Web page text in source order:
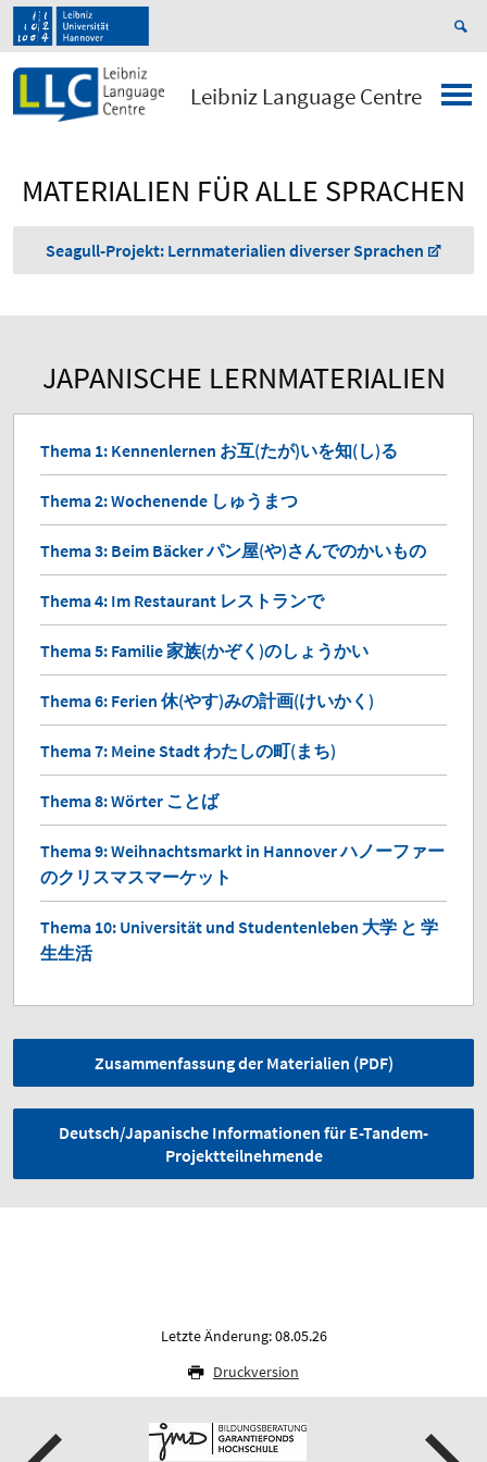
Leibniz Language Centre
MATERIALIEN FÜR ALLE SPRACHEN
Seagull-Projekt: Lernmaterialien diverser Sprachen
JAPANISCHE LERNMATERIALIEN
Thema 1: Kennenlernen お互(たが)いを知(し)る
Thema 2: Wochenende しゅうまつ
Thema 3: Beim Bäcker パン屋(や)さんでのかいもの
Thema 4: Im Restaurant レストランで
Thema 5: Familie 家族(かぞく)のしょうかい
Thema 6: Ferien 休(やす)みの計画(けいかく)
Thema 7: Meine Stadt わたしの町(まち)
Thema 8: Wörter ことば
Thema 9: Weihnachtsmarkt in Hannover ハノーファー
のクリスマスマーケット
Thema 10: Universität und Studentenleben 大学 と 学
生生活
Zusammenfassung der Materialien (PDF)
Deutsch/Japanische Informationen für E-Tandem-
Projektteilnehmende
Letzte Änderung: 08.05.26
Druckversion